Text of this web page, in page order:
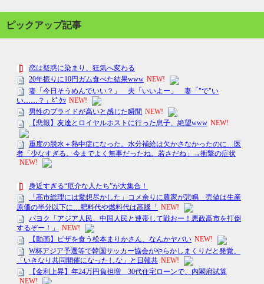
ピックアップ記事